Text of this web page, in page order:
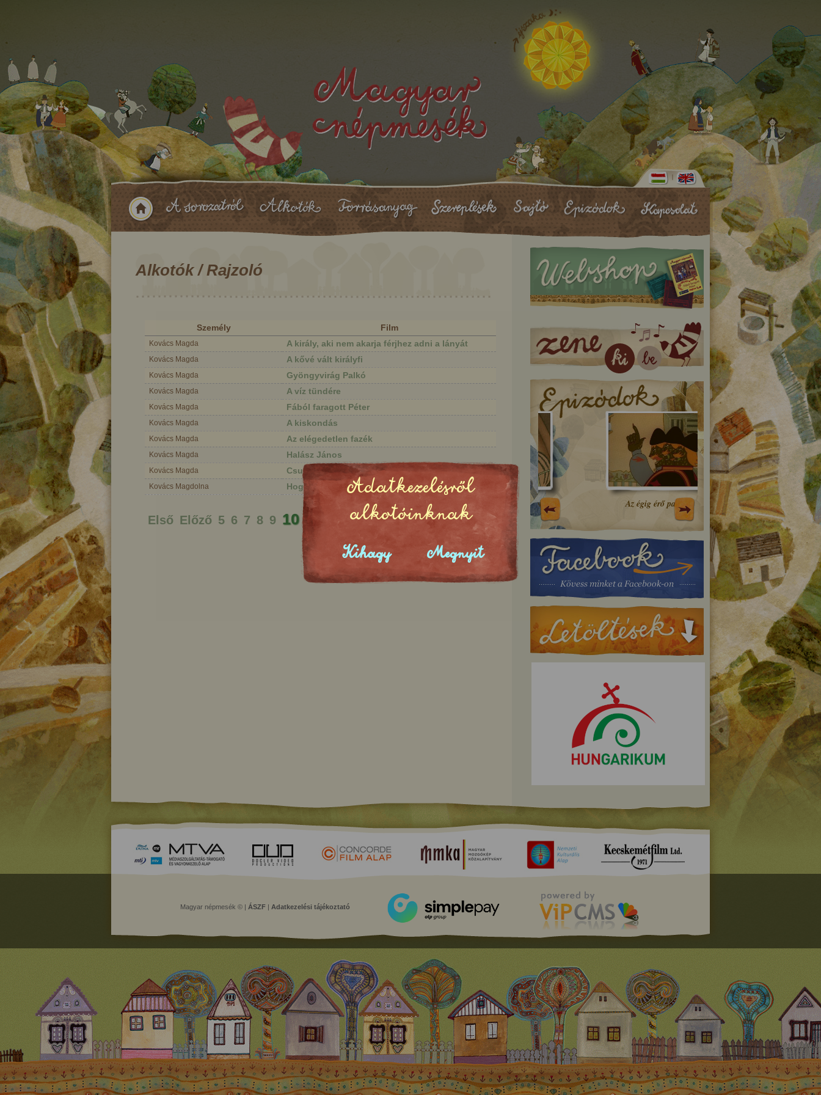
Alkotók / Rajzoló
Személy Film
Kovács Magda A király, aki nem akarja férjhez adni a lányát
Kovács Magda A kővé vált királyfi
Kovács Magda Gyöngyvirág Palkó
Kovács Magda A víz tündére
Kovács Magda Fából faragott Péter
Kovács Magda A kiskondás
Kovács Magda Az elégedetlen fazék
Kovács Magda Halász János
Kovács Magda Csudamadár
Kovács Magdolna Hogyan telt a gyermekkorom
Első Előző 5 6 7 8 9 10 11 13 14 15 Következő Utolsó
A királyfi meg a három
cimborája
A kismalac és a farkasok Az égig érő paszuly A szállást kérő róka
Magyar népmesék © | ÁSZF Adatkezelési tájékoztató
Adatkezelésről
alkotóinknak
Kihagy Megnyit